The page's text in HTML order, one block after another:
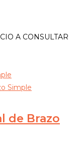
A CONSULTAR
de Brazo